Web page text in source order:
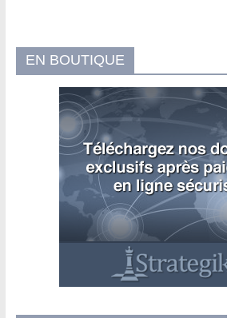
EN BOUTIQUE